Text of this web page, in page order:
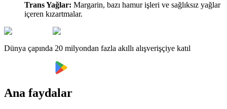
Trans Yağlar: Margarin, bazı hamur işleri ve sağlıksız yağlar
içeren kızartmalar.
Dünya çapında 20 milyondan fazla akıllı alışverişçiye katıl
Ana faydalar